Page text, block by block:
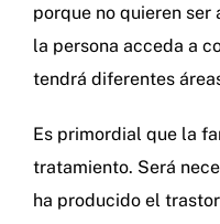
porque no quieren ser
la persona acceda a
tendrá diferentes
Es primordial que la
tratamiento. Será
ha producido el